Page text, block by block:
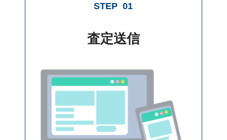
STEP 01
査定送信